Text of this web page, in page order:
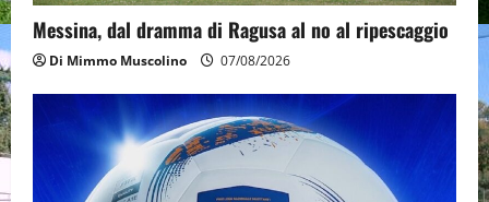
Messina, dal dramma di Ragusa al no al ripescaggio
Di Mimmo Muscolino 07/08/2026